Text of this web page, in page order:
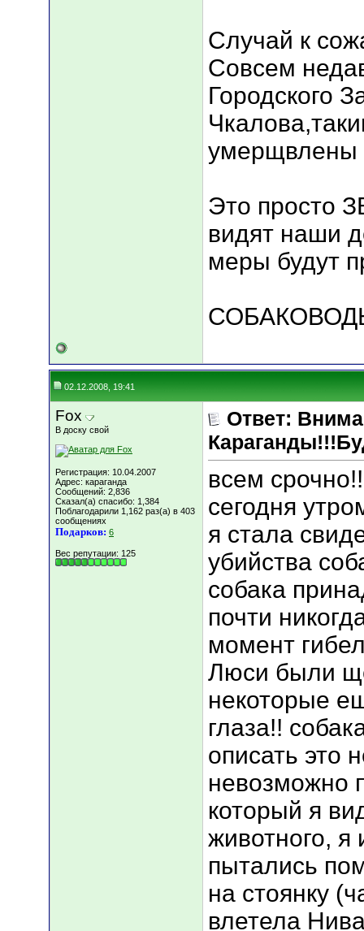
Случай к
Совсем
Городского
умерщвлены
Это просто
видят наши
меры будут
02.12.2008, 19:41
Fox
В доску свой
Регистрация: 10.04.2007
Адрес: караганда
Сообщений: 2,836
Сказал(а) спасибо: 1,384
Поблагодарили 1,162 раз(а) в 403
сообщениях
Подарков: 6
Вес репутации: 125
Ответ:
всем
сегодня
я стала
убийства
собака
почти
момент
Люси были
некоторые
глаза!!
описать это
невозможно
который я
животного, я
пытались
на стоянку
влетела